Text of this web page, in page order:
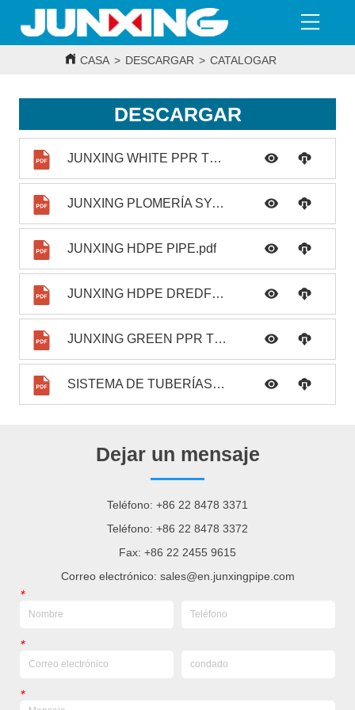
CASA > DESCARGAR > CATALOGAR
DESCARGAR
JUNXING WHITE PPR TUBERÍAS SYSTEM.pdf
JUNXING PLOMERÍA SYATEM.pdf
JUNXING HDPE PIPE.pdf
JUNXING HDPE DREDFING PIPE.pdf
JUNXING GREEN PPR TUBER SYSTEM.pdf
SISTEMA DE TUBERÍAS DE GAS DE JUNTA.pdf
Dejar un mensaje
Teléfono: +86 22 8478 3371
Teléfono: +86 22 8478 3372
Fax: +86 22 2455 9615
Correo electrónico: sales@en.junxingpipe.com
*
*
*